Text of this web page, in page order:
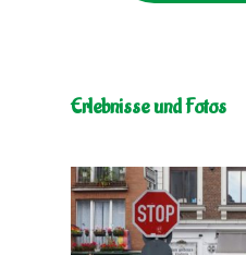
Erlebnisse und Fotos